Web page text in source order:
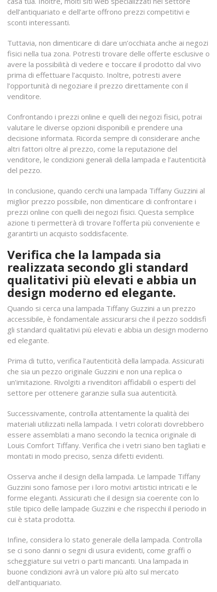
dell’antiquariato e dell’arte offrono prezzi competitivi e
sconti interessanti.
Tuttavia, non dimenticare di dare un’occhiata anche ai negozi
fisici nella tua zona. Potresti trovare delle offerte esclusive o
avere la possibilità di vedere e toccare il prodotto dal vivo
prima di effettuare l’acquisto. Inoltre, potresti avere
l’opportunità di negoziare il prezzo direttamente con il
venditore.
Confrontando i prezzi online e quelli dei negozi fisici, potrai
valutare le diverse opzioni disponibili e prendere una
decisione informata. Ricorda sempre di considerare anche
altri fattori oltre al prezzo, come la reputazione del
venditore, le condizioni generali della lampada e l’autenticità
del pezzo.
In conclusione, quando cerchi una lampada Tiffany Guzzini al
miglior prezzo possibile, non dimenticare di confrontare i
prezzi online con quelli dei negozi fisici. Questa semplice
azione ti permetterà di trovare l’offerta più conveniente e
garantirti un acquisto soddisfacente.
Verifica che la lampada sia
realizzata secondo gli standard
qualitativi più elevati e abbia un
design moderno ed elegante.
Quando si cerca una lampada Tiffany Guzzini a un prezzo
accessibile, è fondamentale assicurarsi che il pezzo soddisfi
gli standard qualitativi più elevati e abbia un design moderno
ed elegante.
Prima di tutto, verifica l’autenticità della lampada. Assicurati
che sia un pezzo originale Guzzini e non una replica o
un’imitazione. Rivolgiti a rivenditori affidabili o esperti del
settore per ottenere garanzie sulla sua autenticità.
Successivamente, controlla attentamente la qualità dei
materiali utilizzati nella lampada. I vetri colorati dovrebbero
essere assemblati a mano secondo la tecnica originale di
Louis Comfort Tiffany. Verifica che i vetri siano ben tagliati e
montati in modo preciso, senza difetti evidenti.
Osserva anche il design della lampada. Le lampade Tiffany
Guzzini sono famose per i loro motivi artistici intricati e le
forme eleganti. Assicurati che il design sia coerente con lo
stile tipico delle lampade Guzzini e che rispecchi il periodo in
cui è stata prodotta.
Infine, considera lo stato generale della lampada. Controlla
se ci sono danni o segni di usura evidenti, come graffi o
scheggiature sui vetri o parti mancanti. Una lampada in
buone condizioni avrà un valore più alto sul mercato
dell’antiquariato.